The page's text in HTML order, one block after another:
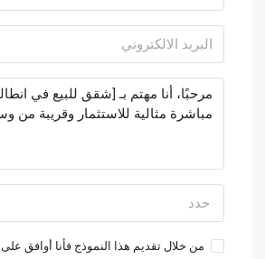
حدد
من خلال تقديم هذا النموذج فأنا أوافق على